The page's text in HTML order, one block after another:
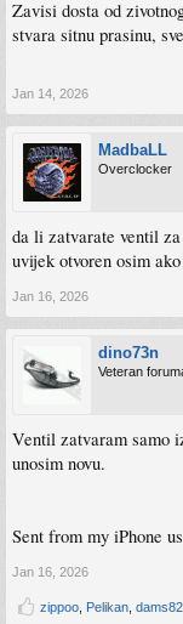
Zavisi dosta od
stvara sitnu prasinu,
Jan 14, 2026
MadbaLL
Overclocker
da li zatvarate ventil
uvijek otvoren osim
Jan 16, 2026
dino73n
Veteran
Ventil zatvaram samo
unosim novu.
Sent from my iPhone
Jan 16, 2026
zippoo Pelikan dams82